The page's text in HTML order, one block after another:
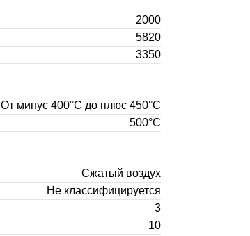
2000
5820
3350
От минус 400°С до плюс 450°С
500°С
Сжатый воздух
Не классифицируется
3
10